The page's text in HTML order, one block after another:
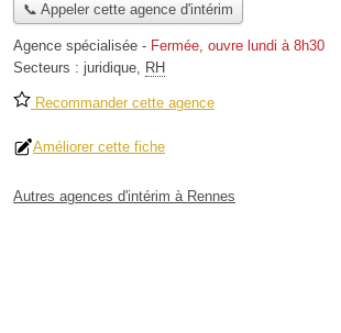
📞 Appeler cette agence d'intérim
Agence spécialisée - Fermée, ouvre lundi à 8h30
Secteurs : juridique, RH
Recommander cette agence
Améliorer cette fiche
Autres agences d'intérim à Rennes